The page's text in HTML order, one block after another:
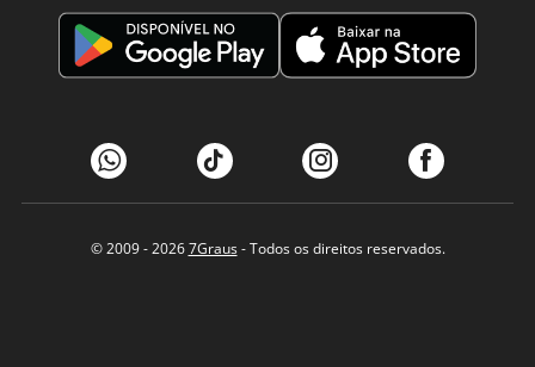
© 2009 - 20267Graus- Todos os direitos reservados.